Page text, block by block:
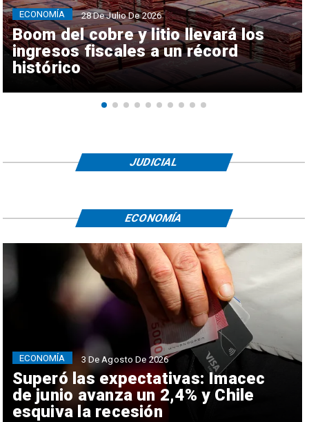
Boom del cobre y litio llevará los
ingresos fiscales a un récord
histórico
ECONOMÍA 28 De Julio De 2026
JUDICIAL
Superó las expectativas: Imacec
de junio avanza un 2,4% y Chile
esquiva la recesión
ECONOMÍA 3 De Agosto De 2026
ECONOMÍA